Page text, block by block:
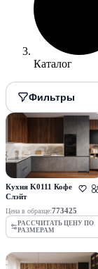
Каталог
Фильтры
Кухня K0111 Кофе
Слэйт
Цена в образце:773425
РАССЧИТАТЬ ЦЕНУ ПО
РАЗМЕРАМ